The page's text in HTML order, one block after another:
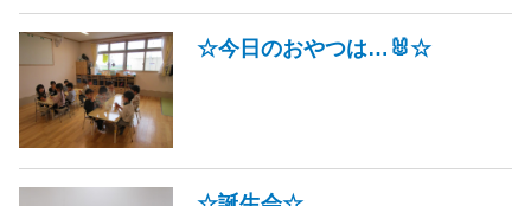
☆今日のおやつは…🐰☆